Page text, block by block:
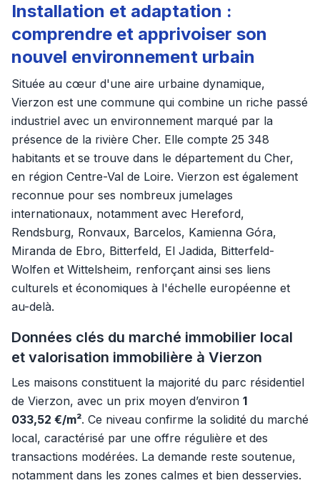
Installation et adaptation :
comprendre et apprivoiser son
nouvel environnement urbain
Située au cœur d'une aire urbaine dynamique,
Vierzon est une commune qui combine un riche passé
industriel avec un environnement marqué par la
présence de la rivière Cher. Elle compte 25 348
habitants et se trouve dans le département du Cher,
en région Centre-Val de Loire. Vierzon est également
reconnue pour ses nombreux jumelages
internationaux, notamment avec Hereford,
Rendsburg, Ronvaux, Barcelos, Kamienna Góra,
Miranda de Ebro, Bitterfeld, El Jadida, Bitterfeld-
Wolfen et Wittelsheim, renforçant ainsi ses liens
culturels et économiques à l'échelle européenne et
au-delà.
Données clés du marché immobilier local
et valorisation immobilière à Vierzon
Les maisons constituent la majorité du parc résidentiel
de Vierzon, avec un prix moyen d’environ 1
033,52 €/m². Ce niveau confirme la solidité du marché
local, caractérisé par une offre régulière et des
transactions modérées. La demande reste soutenue,
notamment dans les zones calmes et bien desservies.